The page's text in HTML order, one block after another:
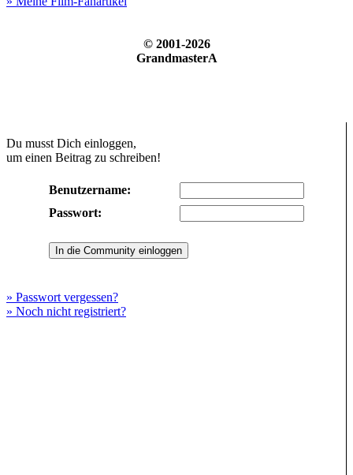
© 2001-2026
GrandmasterA
Du musst Dich einloggen,
um einen Beitrag zu schreiben!
Benutzername:
Passwort:
» Passwort vergessen?
» Noch nicht registriert?